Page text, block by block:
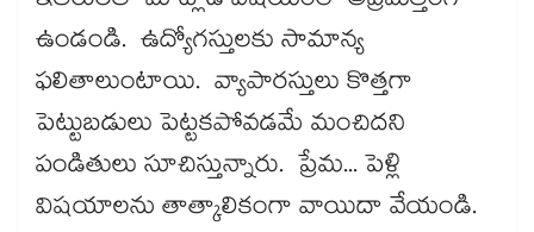
ఉండండి. ఉద్యోగస్తులకు సామాన్య
ఫలితాలుంటాయి. వ్యాపారస్తులు కొత్తగా
పెట్టుబడులు పెట్టకపోవడమే మంచిదని
పండితులు సూచిస్తున్నారు. ప్రేమ... పెళ్లి
విషయాలను తాత్కాలికంగా వాయిదా వేయండి.